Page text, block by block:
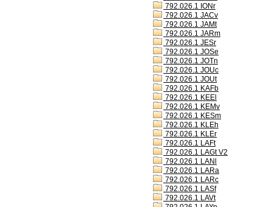
792.026.1 IONr
792.026.1 JACv
792.026.1 JAMt
792.026.1 JARm
792.026.1 JESr
792.026.1 JOSe
792.026.1 JOTn
792.026.1 JOUc
792.026.1 JOUt
792.026.1 KAFb
792.026.1 KEEl
792.026.1 KEMv
792.026.1 KESm
792.026.1 KLEh
792.026.1 KLEr
792.026.1 LAFt
792.026.1 LAGt V2
792.026.1 LANl
792.026.1 LARa
792.026.1 LARc
792.026.1 LASf
792.026.1 LAVt